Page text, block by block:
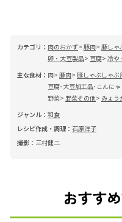
カテゴリ： 肉のおかず 豚肉 豚しゃ
卵・大豆製品
豆腐 冷や
主な食材： 肉 豚肉 豚しゃぶしゃぶ
豆腐･大豆加工品･こんに
野菜
野菜その他
みょう
ジャンル： 和食
レシピ作成・調理： 石原洋子
撮影： 三村健二
おすす